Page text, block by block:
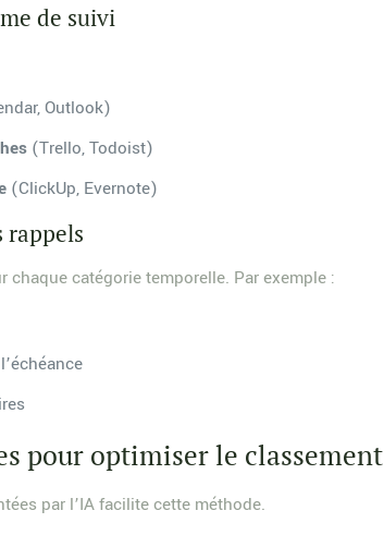
de suivi
Outlook)
(Trello, Todoist)
(ClickUp, Evernote)
rappels
chaque catégorie temporelle. Par exemple :
pour optimiser le classement
par l’IA facilite cette méthode.